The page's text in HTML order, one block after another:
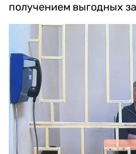
получением выгодных